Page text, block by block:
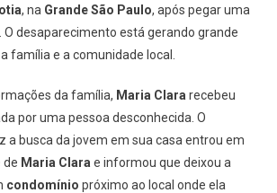
De
12
Após
Pegar
Moto
Por
Aplicativo
, na Grande São Paulo, após pegar uma
desaparecimento está gerando grande
família e a comunidade local.
da família, Maria Clara recebeu
por uma pessoa desconhecida. O
a busca da jovem em sua casa entrou em
de Maria Clara e informou que deixou a
condomínio próximo ao local onde ela